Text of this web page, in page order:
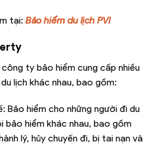
tại: Bảo hiểm du lịch PVI
ty bảo hiểm cung cấp nhiều
lịch khác nhau, bao gồm:
Bảo hiểm cho những người đi du
bảo hiểm khác nhau, bao gồm
lý, hủy chuyến đi, bị tai nạn và